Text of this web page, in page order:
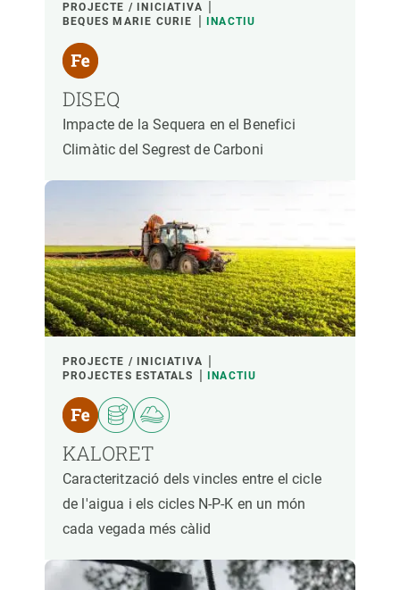
PROJECTE / INICIATIVA
BEQUES MARIE CURIE
INACTIU
DISEQ
Impacte de la Sequera en el Benefici
Climàtic del Segrest de Carboni
PROJECTE / INICIATIVA
PROJECTES ESTATALS
INACTIU
KALORET
Caracterització dels vincles entre el cicle
de l'aigua i els cicles N-P-K en un món
cada vegada més càlid